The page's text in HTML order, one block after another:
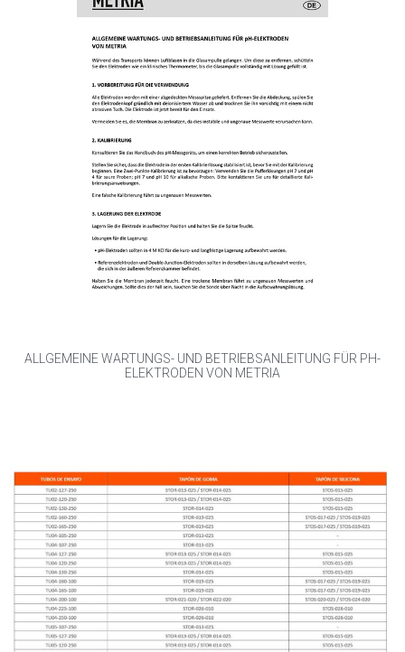
ALLGEMEINE WARTUNGS- UND BETRIEBSANLEITUNG FÜR PH-
ELEKTRODEN VON METRIA